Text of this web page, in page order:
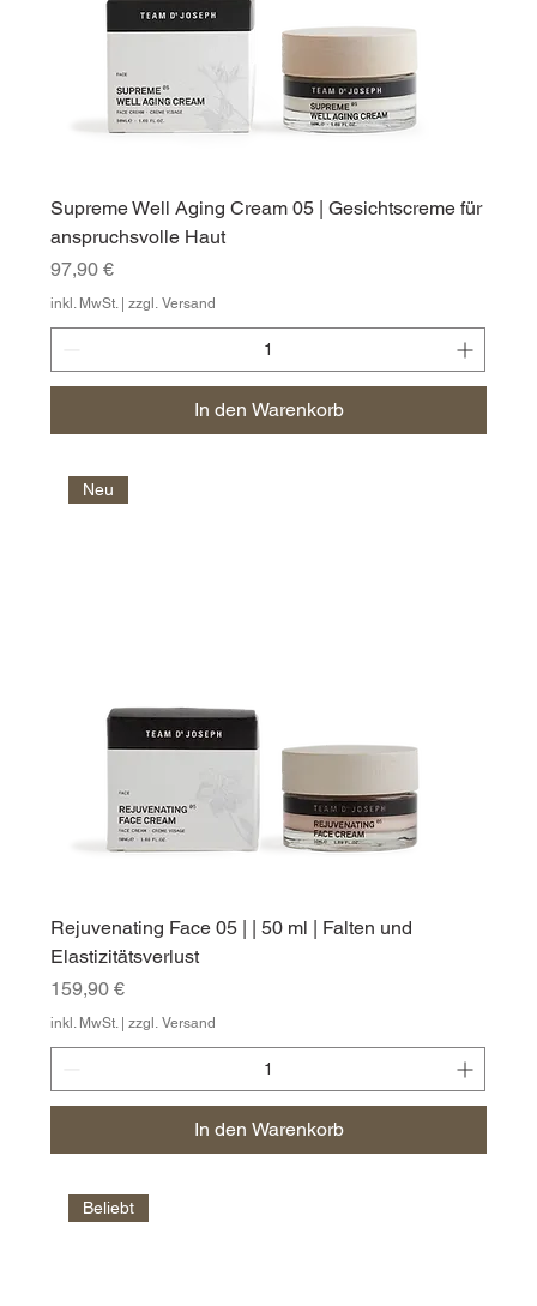
Supreme Well Aging Cream 05 | Gesichtscreme für
anspruchsvolle Haut
Preis
97,90 €
inkl. MwSt.|zzgl. Versand
In den Warenkorb
Neu
Rejuvenating Face 05 | | 50 ml | Falten und
Elastizitätsverlust
Preis
159,90 €
inkl. MwSt. |zzgl. Versand
In den Warenkorb
Beliebt